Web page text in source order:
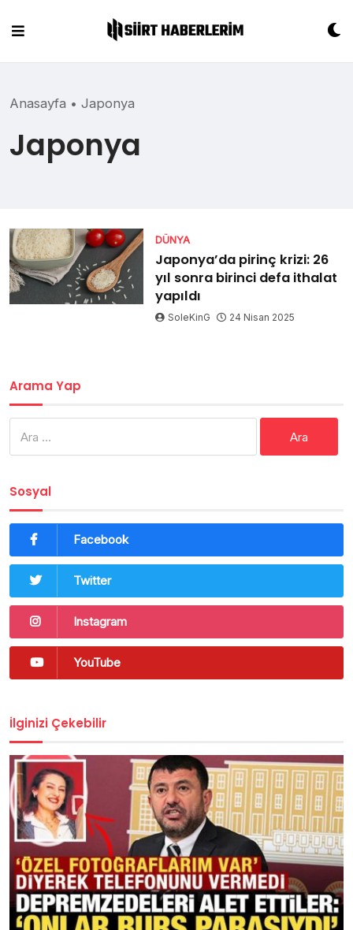
content
Anasayfa • Japonya
Japonya
DÜNYA
Japonya’da pirinç krizi: 26
yıl sonra birinci defa ithalat
yapıldı
SoleKinG 24 Nisan 2025
Arama Yap
Sosyal
Facebook
Twitter
Instagram
YouTube
İlginizi Çekebilir